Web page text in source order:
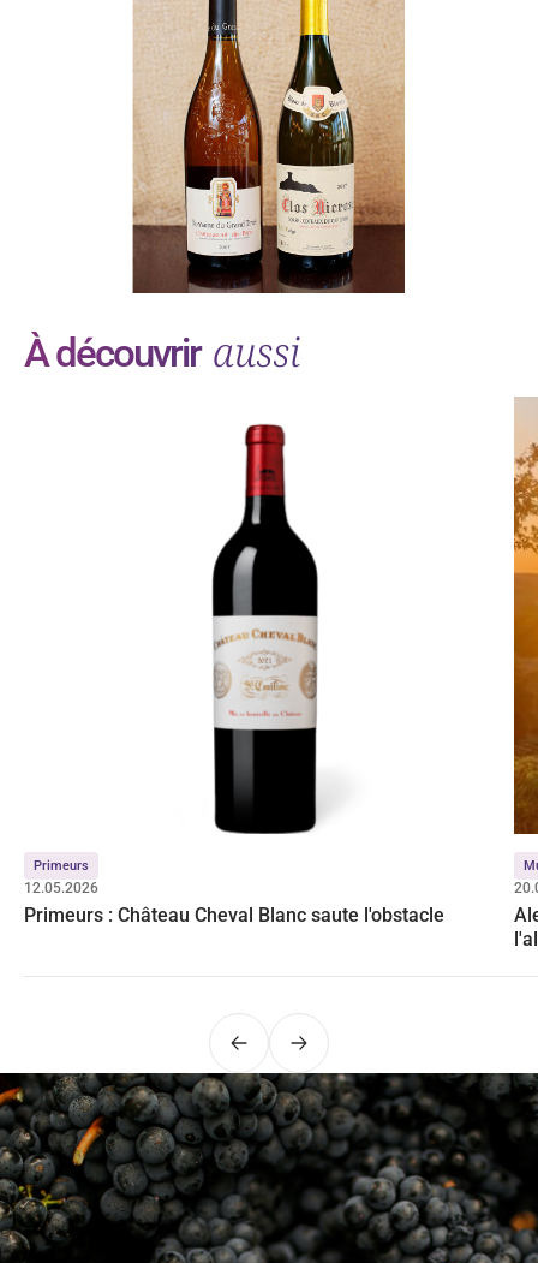
À découvrir aussi
Primeurs
12.05.2026
Primeurs : Château Cheval Blanc saute l'obstacle
PrécédentSuivant